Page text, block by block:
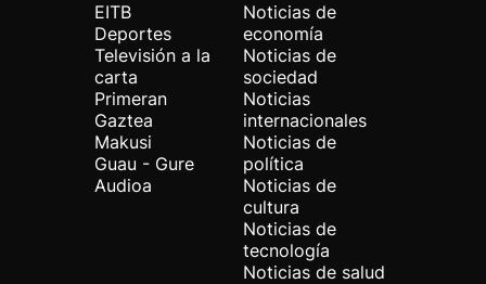
EITB
Deportes
Televisión a la
carta
Primeran
Gaztea
Makusi
Guau - Gure
Audioa
Noticias de
economía
Noticias de
sociedad
Noticias
internacionales
Noticias de
política
Noticias de
cultura
Noticias de
tecnología
Noticias de salud